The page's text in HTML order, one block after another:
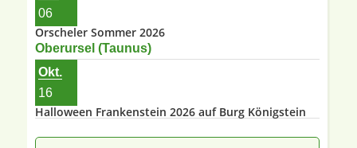
06
Orscheler Sommer 2026
Oberursel (Taunus)
Okt.
16
Halloween Frankenstein 2026 auf Burg Königstein